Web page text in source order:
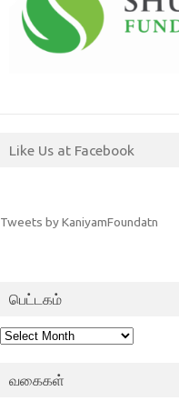
Like Us at Facebook
Tweets by KaniyamFoundatn
பெட்டகம்
பெட்டகம்
வகைகள்